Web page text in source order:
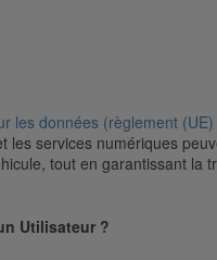
les données (règlement
les services numériques
tout en garantissant la
Utilisateur ?